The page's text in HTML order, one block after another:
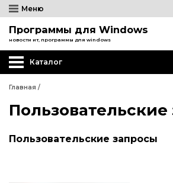
Меню
Программы для Windows
новости ит, программы для windows
Каталог
Главная /
Пользовательские запросы